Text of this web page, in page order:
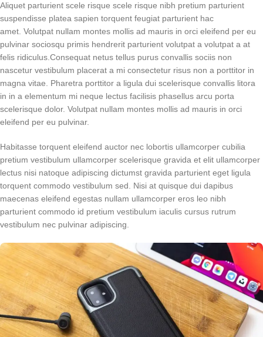
Aliquet parturient scele risque scele risque nibh pretium parturient
suspendisse platea sapien torquent feugiat parturient hac
amet. Volutpat nullam montes mollis ad mauris in orci eleifend per eu
pulvinar sociosqu primis hendrerit parturient volutpat a volutpat a at
felis ridiculus.Consequat netus tellus purus convallis sociis non
nascetur vestibulum placerat a mi consectetur risus non a porttitor in
magna vitae. Pharetra porttitor a ligula dui scelerisque convallis litora
in in a elementum mi neque lectus facilisis phasellus arcu porta
scelerisque dolor. Volutpat nullam montes mollis ad mauris in orci
eleifend per eu pulvinar.
Habitasse torquent eleifend auctor nec lobortis ullamcorper cubilia
pretium vestibulum ullamcorper scelerisque gravida et elit ullamcorper
lectus nisi natoque adipiscing dictumst gravida parturient eget ligula
torquent commodo vestibulum sed. Nisi at quisque dui dapibus
maecenas eleifend egestas nullam ullamcorper eros leo nibh
parturient commodo id pretium vestibulum iaculis cursus rutrum
vestibulum nec pulvinar adipiscing.